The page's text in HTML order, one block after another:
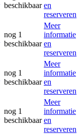
beschikbaar en
reserveren
nog 1
beschikbaar
Meer
informatie
en
reserveren
nog 1
beschikbaar
Meer
informatie
en
reserveren
nog 1
beschikbaar
Meer
informatie
en
reserveren